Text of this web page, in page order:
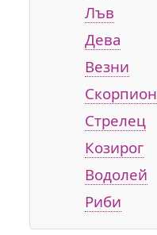
Лъв
Дева
Везни
Скорпион
Стрелец
Козирог
Водолей
Риби